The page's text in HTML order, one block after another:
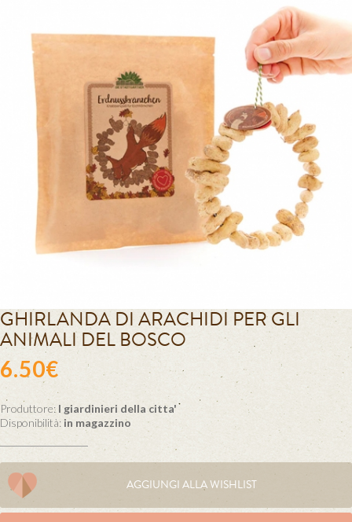
GHIRLANDA DI ARACHIDI PER GLI
ANIMALI DEL BOSCO
6.50€
Produttore: I giardinieri della citta'
Disponibilità: in magazzino
AGGIUNGI ALLA WISHLIST